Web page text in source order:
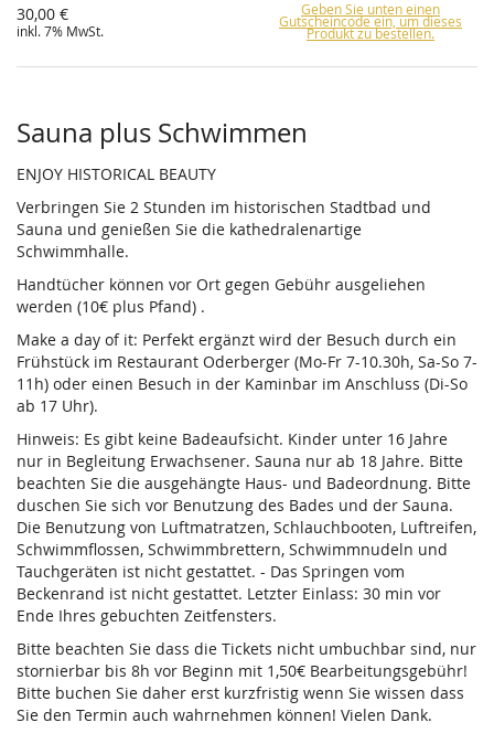
30,00 €
inkl. 7% MwSt.
Geben Sie unten einen
Gutscheincode ein, um dieses
Produkt zu bestellen.
Sauna plus Schwimmen
ENJOY HISTORICAL BEAUTY
Verbringen Sie 2 Stunden im historischen Stadtbad und
Sauna und genießen Sie die kathedralenartige
Schwimmhalle.
Handtücher können vor Ort gegen Gebühr ausgeliehen
werden (10€ plus Pfand) .
Make a day of it: Perfekt ergänzt wird der Besuch durch ein
Frühstück im Restaurant Oderberger (Mo-Fr 7-10.30h, Sa-So 7-
11h) oder einen Besuch in der Kaminbar im Anschluss (Di-So
ab 17 Uhr).
Hinweis: Es gibt keine Badeaufsicht. Kinder unter 16 Jahre
nur in Begleitung Erwachsener. Sauna nur ab 18 Jahre. Bitte
beachten Sie die ausgehängte Haus- und Badeordnung. Bitte
duschen Sie sich vor Benutzung des Bades und der Sauna.
Die Benutzung von Luftmatratzen, Schlauchbooten, Luftreifen,
Schwimmflossen, Schwimmbrettern, Schwimmnudeln und
Tauchgeräten ist nicht gestattet. - Das Springen vom
Beckenrand ist nicht gestattet. Letzter Einlass: 30 min vor
Ende Ihres gebuchten Zeitfensters.
Bitte beachten Sie dass die Tickets nicht umbuchbar sind, nur
stornierbar bis 8h vor Beginn mit 1,50€ Bearbeitungsgebühr!
Bitte buchen Sie daher erst kurzfristig wenn Sie wissen dass
Sie den Termin auch wahrnehmen können! Vielen Dank.